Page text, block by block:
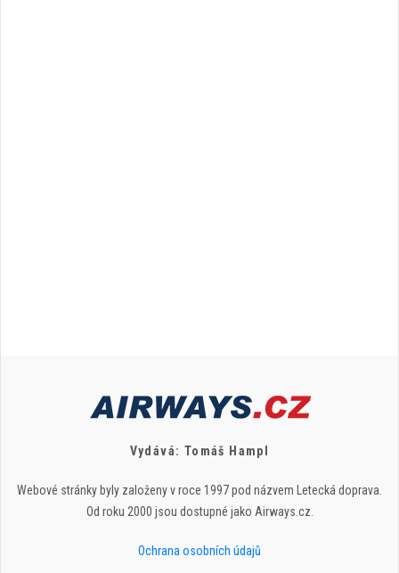
Vydává: Tomáš Hampl
Webové stránky byly založeny v roce 1997 pod názvem Letecká doprava.
Od roku 2000 jsou dostupné jako Airways.cz.
Ochrana osobních údajů